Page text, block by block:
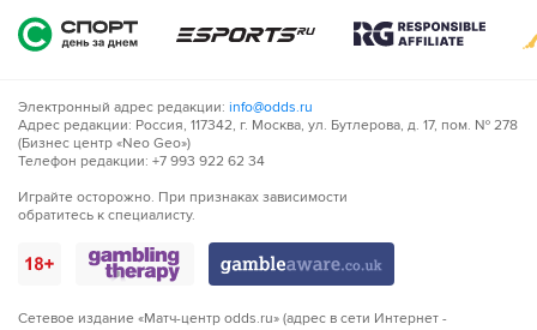
Электронный адрес редакции: info@odds.ru
Адрес редакции: Россия, 117342, г. Москва, ул. Бутлерова, д. 17, пом. № 278
(Бизнес центр «Neo Geo»)
Телефон редакции: +7 993 922 62 34
Играйте осторожно. При признаках зависимости
обратитесь к специалисту.
Сетевое издание «Матч-центр odds.ru» (адрес в сети Интернет -